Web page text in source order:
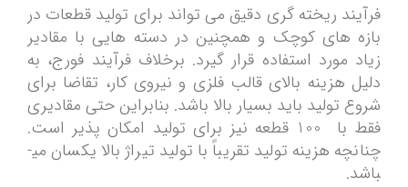
فرآیند ریخته گری دقیق می تواند برای تولید قطعات در
بازه های کوچک و همچنین در دسته هایی با مقادیر
زیاد مورد استفاده قرار گیرد. برخلاف فرآیند فورج، به
دلیل هزینه بالای قالب فلزی و نیروی کار، تقاضا برای
شروع تولید باید بسیار بالا باشد. بنابراین حتی مقادیری
فقط با 100 قطعه نیز برای تولید امکان پذیر است.
چنانچه هزینه تولید تقریباً با تولید تیراژ بالا یکسان می­
باشد.